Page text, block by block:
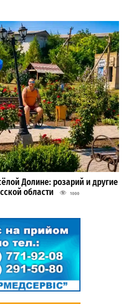
Долине: розарий и другие
области
1000